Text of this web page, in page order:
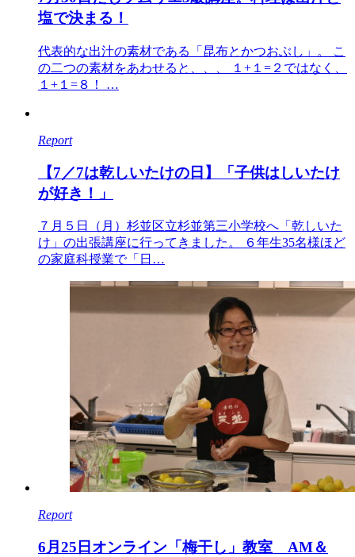
塩で決まる！
代表的な出汁の素材である「昆布とかつおぶし」。 こ
の二つの素材をあわせると、、、 １+１=２ではなく、
１+１=８！ …
Report
【7／7は乾しいたけの日】「子供はしいたけ
が好き！」
７月５日（月）杉並区立杉並第三小学校へ「乾しいた
け」の出張講座に行ってきました。 ６年生35名様ほど
の家庭科授業で「日…
Report
6月25日オンライン「梅干し」教室 AM＆